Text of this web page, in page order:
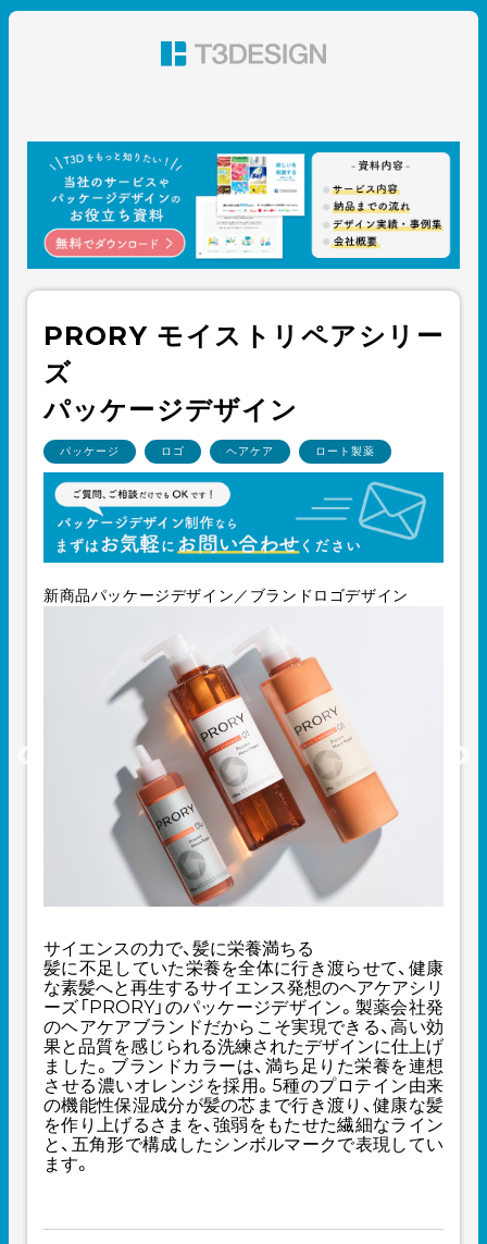
ン 株式会社T3デザイン
PRORY モイストリペアシリー
ズ
パッケージデザイン
パッケージ ロゴ ヘアケア ロート製薬
サイエンスの力で、髪に栄養満ちる
髪に不足していた栄養を全体に行き渡らせて、健康
な素髪へと再生するサイエンス発想のヘアケアシリ
ーズ「PRORY」のパッケージデザイン。製薬会社発
のヘアケアブランドだからこそ実現できる、高い効
果と品質を感じられる洗練されたデザインに仕上げ
ました。ブランドカラーは、満ち足りた栄養を連想
させる濃いオレンジを採用。5種のプロテイン由来
の機能性保湿成分が髪の芯まで行き渡り、健康な髪
を作り上げるさまを、強弱をもたせた繊細なライン
と、五角形で構成したシンボルマークで表現してい
ます。
新商品パッケージデザイン／ブランドロゴデザイン